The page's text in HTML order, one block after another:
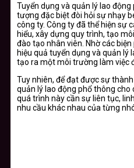
Tuyển dụng và quản lý lao
tượng đặc biệt đòi hỏi sự nhạy
công ty. Công ty đã thể hiện sự
hiểu, xây dựng quy trình, tạo
đào tạo nhân viên. Nhờ các
hiệu quả tuyển dụng và quản lý
tạo ra một môi trường làm việc
Tuy nhiên, để đạt được sự
quản lý lao động phổ thông
quá trình này cần sự liên tục,
nhu cầu khác nhau của từng